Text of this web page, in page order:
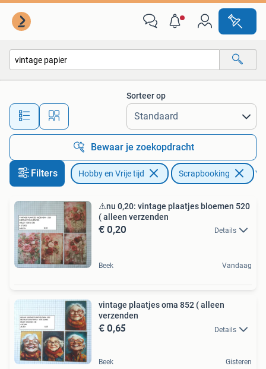
Alle afstanden…
Sorteer op
Bewaar je zoekopdracht
Filters Hobby en Vrije tijd Scrapbooking
⚠️nu 0,20: vintage plaatjes bloemen 520
( alleen verzenden
€ 0,20 Details
Beek Vandaag
vintage plaatjes oma 852 ( alleen
verzenden
€ 0,65 Details
Beek Gisteren